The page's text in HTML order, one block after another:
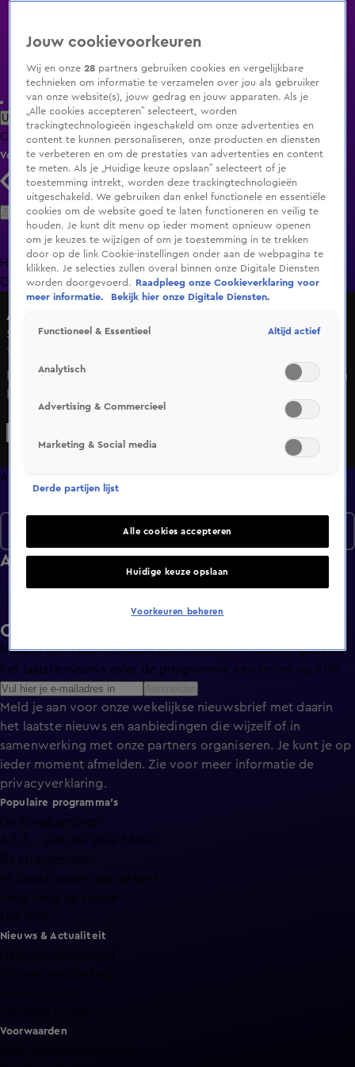
Uitzending Gemist Populaire programma's Zenders Genres
ClipsFilmsRadioSmart TV inlogShop
Volg KIJK
Zoeken
HomeUitzending Gemist Programma's De Bondgenoten
OranjezomerLivestreamsShop
Alles over Wonen
Seizoen 2, aflevering 29
16 aug 2015, 16:00
In Alles over Wonen wordt de kijker meegenomen binnen
het huis, buiten het huis en om het huis. De kijker wordt
geïnformeerd en geadviseerd bij verkoop, verhuur of
Afleveringen
Afleveringen
Ontvang de KIJK-nieuwsbrief
Meld je aan voor de nieuwsbrief en blijf op de hoogte van
het laatste nieuws over de programma’s en series op KIJK.
Meld je aan voor onze wekelijkse nieuwsbrief met daarin
het laatste nieuws en aanbiedingen die wijzelf of in
samenwerking met onze partners organiseren. Je kunt je op
ieder moment afmelden. Zie voor meer informatie de
privacyverklaring.
Populaire programma's
De Bondgenoten
A.S.S. - Anti Survival Show
De Oranjezomer
Mi Dushi: wat is dan liefde?
Lang Leve de Liefde
Het Blok
Nieuws & Actualiteit
Voorwaarden
Jouw cookievoorkeuren
Wij en onze28 partners gebruiken cookies en vergelijkbare
technieken om informatie te verzamelen over jou als gebruiker
van onze website(s), jouw gedrag en jouw apparaten. Als je
„Alle cookies accepteren” selecteert, worden
trackingtechnologieën ingeschakeld om onze advertenties en
content te kunnen personaliseren, onze producten en diensten
te verbeteren en om de prestaties van advertenties en content
te meten. Als je „Huidige keuze opslaan” selecteert of je
toestemming intrekt, worden deze trackingtechnologieën
uitgeschakeld. We gebruiken dan enkel functionele en essentiële
cookies om de website goed te laten functioneren en veilig te
houden. Je kunt dit menu op ieder moment opnieuw openen
om je keuzes te wijzigen of om je toestemming in te trekken
door op de link Cookie-instellingen onder aan de webpagina te
klikken. Je selecties zullen overal binnen onze Digitale Diensten
worden doorgevoerd.
Raadpleeg onze Cookieverklaring voor
meer informatie.
Bekijk hier onze Digitale Diensten.
Functioneel & Essentieel Altijd actief
Analytisch
Advertising & Commercieel
Marketing & Social media
Derde partijen lijst
Alle cookies accepteren
Huidige keuze opslaan
Voorkeuren beheren